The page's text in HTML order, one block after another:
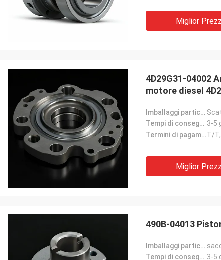
Miglior
4D29G31-04002
motore diesel
Imballaggi particolari:
Tempi di consegna: 3-5
Termini di pagamento:T/
Miglior
490B-04013
Imballaggi particolari:
Tempi di consegna: 3-5